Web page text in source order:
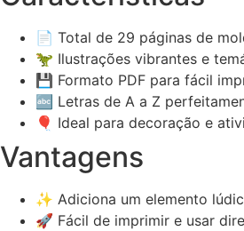
📄 Total de 29 páginas de
🦖 Ilustrações vibrantes e
💾 Formato PDF para fácil
🔤 Letras de A a Z
🎈 Ideal para decoração e
Vantagens
✨ Adiciona um elemento
🚀 Fácil de imprimir e usar